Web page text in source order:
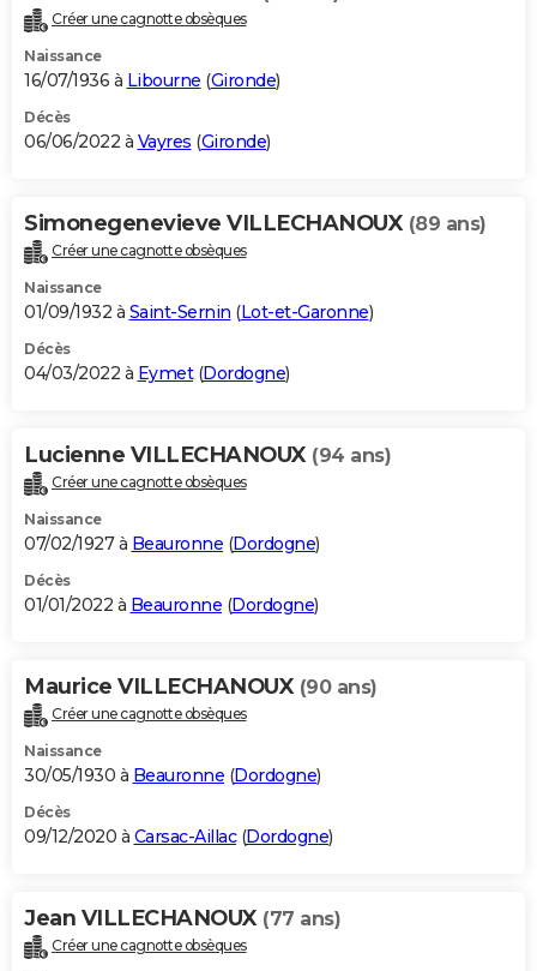
Créer une cagnotte obsèques
Naissance
16/07/1936 à Libourne (Gironde)
Décès
06/06/2022 à Vayres (Gironde)
Simonegenevieve VILLECHANOUX (89 ans)
Créer une cagnotte obsèques
Naissance
01/09/1932 à Saint-Sernin (Lot-et-Garonne)
Décès
04/03/2022 à Eymet(Dordogne)
Lucienne VILLECHANOUX (94 ans)
Créer une cagnotte obsèques
Naissance
07/02/1927 à Beauronne (Dordogne)
Décès
01/01/2022 à Beauronne (Dordogne)
Maurice VILLECHANOUX (90 ans)
Créer une cagnotte obsèques
Naissance
30/05/1930 à Beauronne (Dordogne)
Décès
09/12/2020 à Carsac-Aillac(Dordogne)
Jean VILLECHANOUX (77 ans)
Créer une cagnotte obsèques